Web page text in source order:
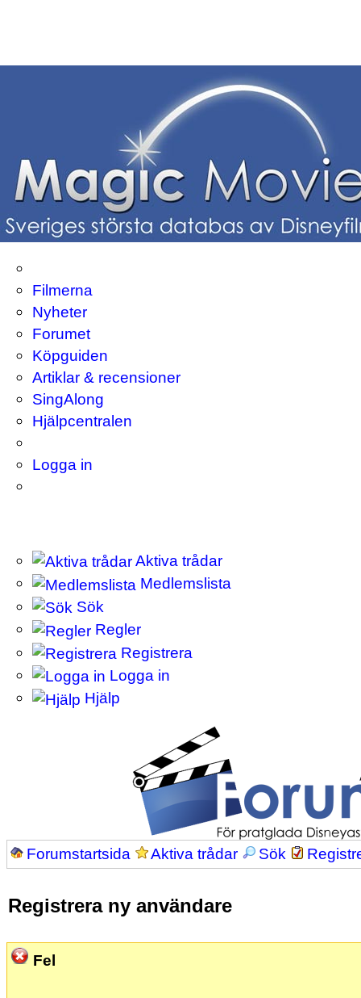
Filmerna
Nyheter
Forumet
Köpguiden
Artiklar & recensioner
SingAlong
Hjälpcentralen
Logga in
Aktiva trådar
Medlemslista
Sök
Regler
Registrera
Logga in
Hjälp
Forumstartsida Aktiva trådar Sök
Registrera ny användare
Fel